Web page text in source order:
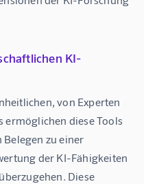
KI-
von Experten
diese Tools
zu einer
der KI-Fähigkeiten
Diese